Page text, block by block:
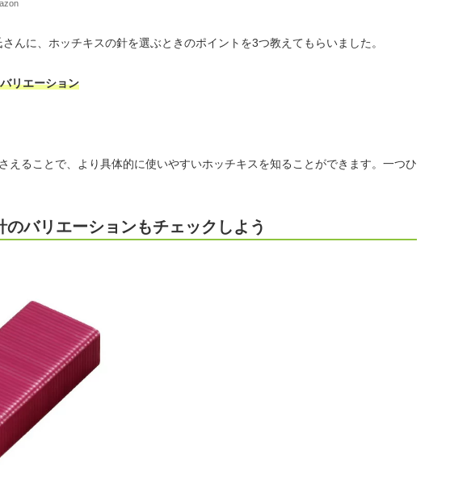
んに、ホッチキスの針を選ぶときのポイントを3つ教えてもらいました。
リエーション
えることで、より具体的に使いやすいホッチキスを知ることができます。一つひ
のバリエーションもチェックしよう